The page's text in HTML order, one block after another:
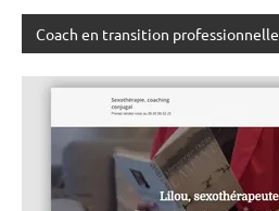
Coach en transition professionnelle